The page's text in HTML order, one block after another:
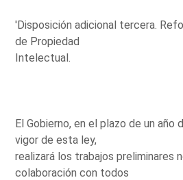
'Disposición adicional tercera.
de Propiedad
Intelectual.
El Gobierno, en el plazo de un año
vigor de esta ley,
realizará los trabajos preliminares
colaboración con todos